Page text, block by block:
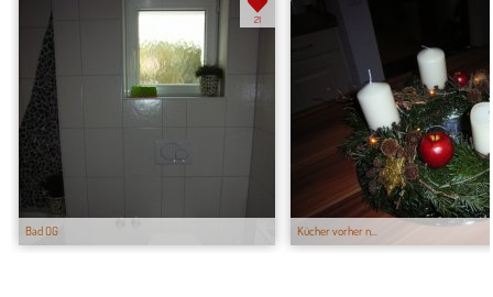
Bad OG
21
Kücher vorher n...